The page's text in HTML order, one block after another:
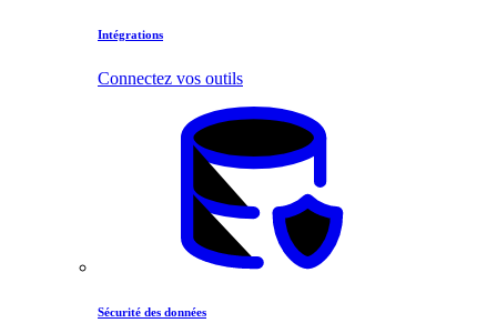
Intégrations
Connectez vos outils
Sécurité des données